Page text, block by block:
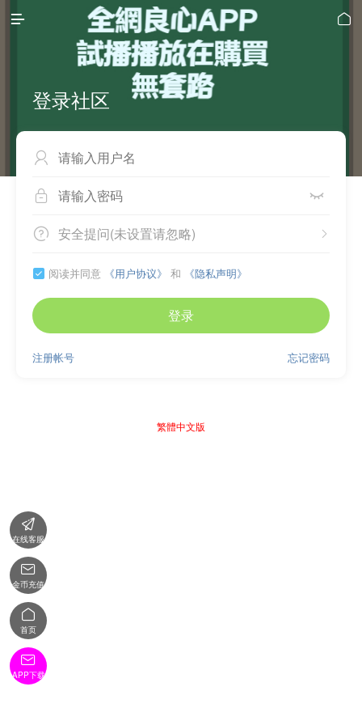
 
登录社区

 
 
安全提问(未设置请忽略)
 阅读并同意 《用户协议》 和 《隐私声明》
登录
忘记密码
注册帐号
繁體中文版

在线客服

金币充值

首页

APP下载